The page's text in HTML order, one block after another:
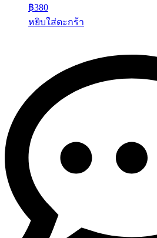
฿380
หยิบใส่ตะกร้า